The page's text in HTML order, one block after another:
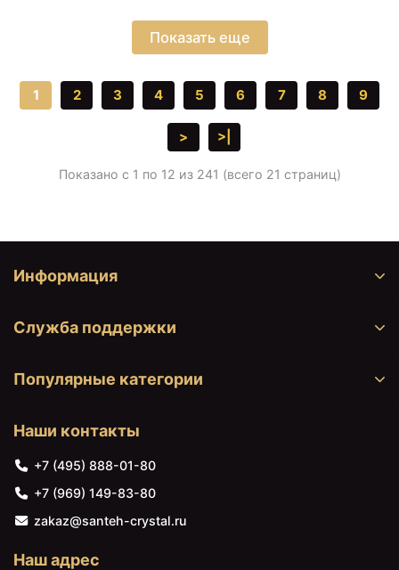
Показать еще
1 2 3 4 5 6 7 8 9
> >|
Показано с 1 по 12 из 241 (всего 21 страниц)
Информация
Служба поддержки
Популярные категории
Наши контакты
+7 (495) 888-01-80
+7 (969) 149-83-80
zakaz@santeh-crystal.ru
Наш адрес